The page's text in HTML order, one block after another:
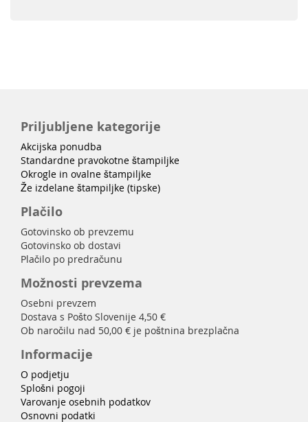
Priljubljene kategorije
Akcijska ponudba
Standardne pravokotne štampiljke
Okrogle in ovalne štampiljke
Že izdelane štampiljke (tipske)
Plačilo
Gotovinsko ob prevzemu
Gotovinsko ob dostavi
Plačilo po predračunu
Možnosti prevzema
Osebni prevzem
Dostava s Pošto Slovenije 4,50 €
Ob naročilu nad 50,00 € je poštnina brezplačna
Informacije
O podjetju
Splošni pogoji
Varovanje osebnih podatkov
Osnovni podatki